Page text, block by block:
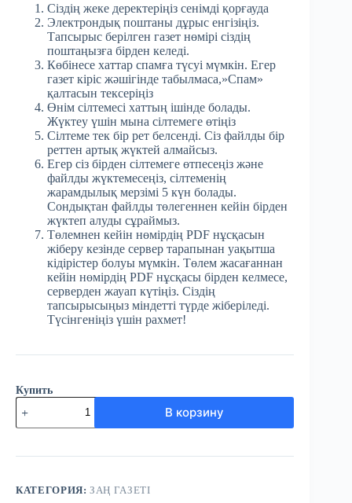
Сіздің жеке деректеріңіз сенімді қорғауда
Электрондық поштаны дұрыс енгізіңіз.
Тапсырыс берілген газет нөмірі сіздің
поштаңызға бірден келеді.
Көбінесе хаттар спамға түсуі мүмкін. Егер
газет кіріс жәшігінде табылмаса,»Спам»
қалтасын тексеріңіз
Өнім сілтемесі хаттың ішінде болады.
Жүктеу үшін мына сілтемеге өтіңіз
Сілтеме тек бір рет белсенді. Сіз файлды бір
реттен артық жүктей алмайсыз.
Егер сіз бірден сілтемеге өтпесеңіз және
файлды жүктемесеңіз, сілтеменің
жарамдылық мерзімі 5 күн болады.
Сондықтан файлды төлегеннен кейін бірден
жүктеп алуды сұраймыз.
Төлемнен кейін нөмірдің PDF нұсқасын
жіберу кезінде сервер тарапынан уақытша
кідірістер болуы мүмкін. Төлем жасағаннан
кейін нөмірдің PDF нұсқасы бірден келмесе,
серверден жауап күтіңіз. Сіздің
тапсырысыңыз міндетті түрде жіберіледі.
Түсінгеніңіз үшін рахмет!
Купить
Количество
товара
№34
Заң
мамыр
В корзину
КАТЕГОРИЯ:ЗАҢ ГАЗЕТІ